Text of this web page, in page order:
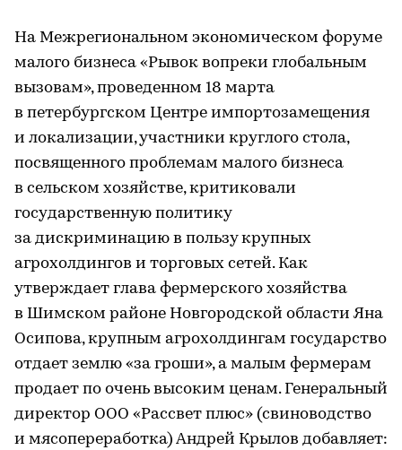
На Межрегиональном экономическом форуме
малого бизнеса «Рывок вопреки глобальным
вызовам», проведенном 18 марта
в петербургском Центре импортозамещения
и локализации, участники круглого стола,
посвященного проблемам малого бизнеса
в сельском хозяйстве, критиковали
государственную политику
за дискриминацию в пользу крупных
агрохолдингов и торговых сетей. Как
утверждает глава фермерского хозяйства
в Шимском районе Новгородской области Яна
Осипова, крупным агрохолдингам государство
отдает землю «за гроши», а малым фермерам
продает по очень высоким ценам. Генеральный
директор ООО «Рассвет плюс» (свиноводство
и мясопереработка) Андрей Крылов добавляет: